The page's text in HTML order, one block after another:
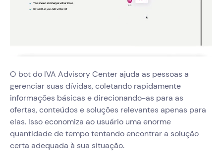
O bot do IVA Advisory Center ajuda as pessoas a
gerenciar suas dívidas, coletando rapidamente
informações básicas e direcionando-as para as
ofertas, conteúdos e soluções relevantes apenas para
elas. Isso economiza ao usuário uma enorme
quantidade de tempo tentando encontrar a solução
certa adequada à sua situação.